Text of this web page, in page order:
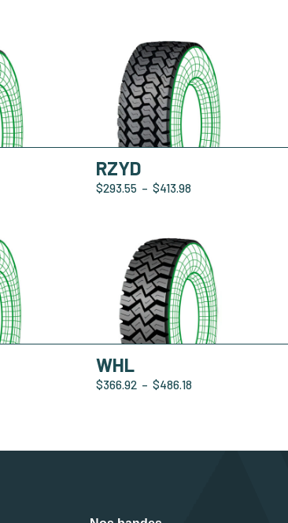
RZYD
$293.55 – $413.98
WHL
$366.92 – $486.18